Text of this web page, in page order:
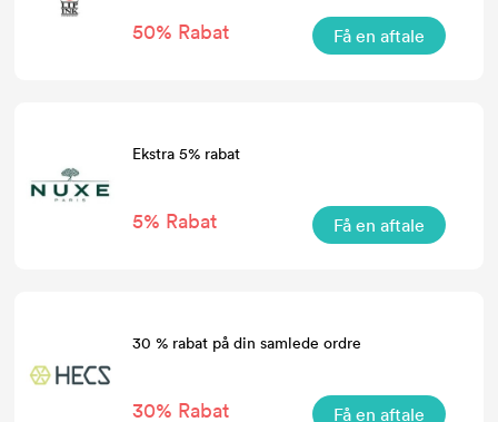
50% Rabat Få en aftale
Ekstra 5% rabat
5% Rabat Få en aftale
30 % rabat på din samlede ordre
30% Rabat Få en aftale